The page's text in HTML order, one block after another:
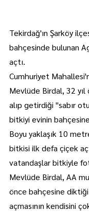
Tekirdağ'ın Şarköy
bahçesinde bulunan
açtı.
Cumhuriyet
Mevlüde Birdal, 32
alıp getirdiği "sabır
bitkiyi evinin
Boyu yaklaşık 10
bitkisi ilk defa çiçek
vatandaşlar bitkiyle
Mevlüde Birdal, AA
önce bahçesine
açmasının kendisini